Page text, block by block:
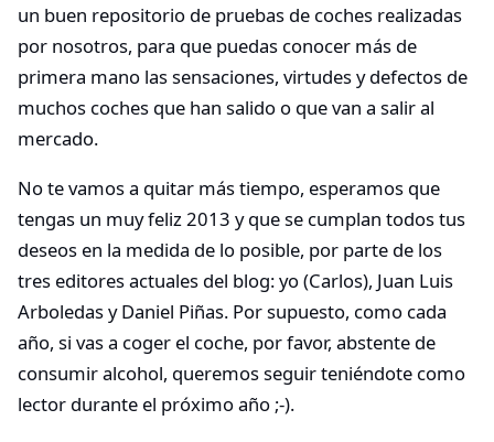
un buen repositorio de pruebas de coches realizadas
por nosotros, para que puedas conocer más de
primera mano las sensaciones, virtudes y defectos de
muchos coches que han salido o que van a salir al
mercado.
No te vamos a quitar más tiempo, esperamos que
tengas un muy feliz 2013 y que se cumplan todos tus
deseos en la medida de lo posible, por parte de los
tres editores actuales del blog: yo (Carlos), Juan Luis
Arboledas y Daniel Piñas. Por supuesto, como cada
año, si vas a coger el coche, por favor, abstente de
consumir alcohol, queremos seguir teniéndote como
lector durante el próximo año ;-).